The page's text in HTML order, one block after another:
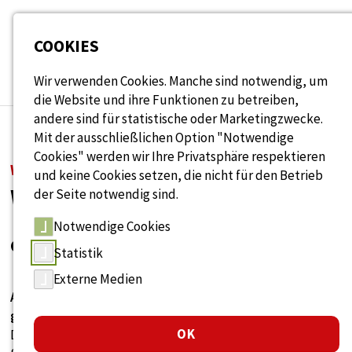
Seitenbereiche:
WISSENSDATENBANK
Wissen rund um Alter
& Arbeit
Antworten, Ideen und Lösungen für
generationengerechtes Arbeiten.
Durchsuchen Sie unsere Sammlung aus Fachartikeln,
COOKIES
Wir verwenden Cookies. Manche sind notwendig, um
die Website und ihre Funktionen zu betreiben,
andere sind für statistische oder Marketingzwecke.
Mit der ausschließlichen Option "Notwendige
Cookies" werden wir Ihre Privatsphäre respektieren
und keine Cookies setzen, die nicht für den Betrieb
der Seite notwendig sind.
Notwendige Cookies
Statistik
Externe Medien
OK